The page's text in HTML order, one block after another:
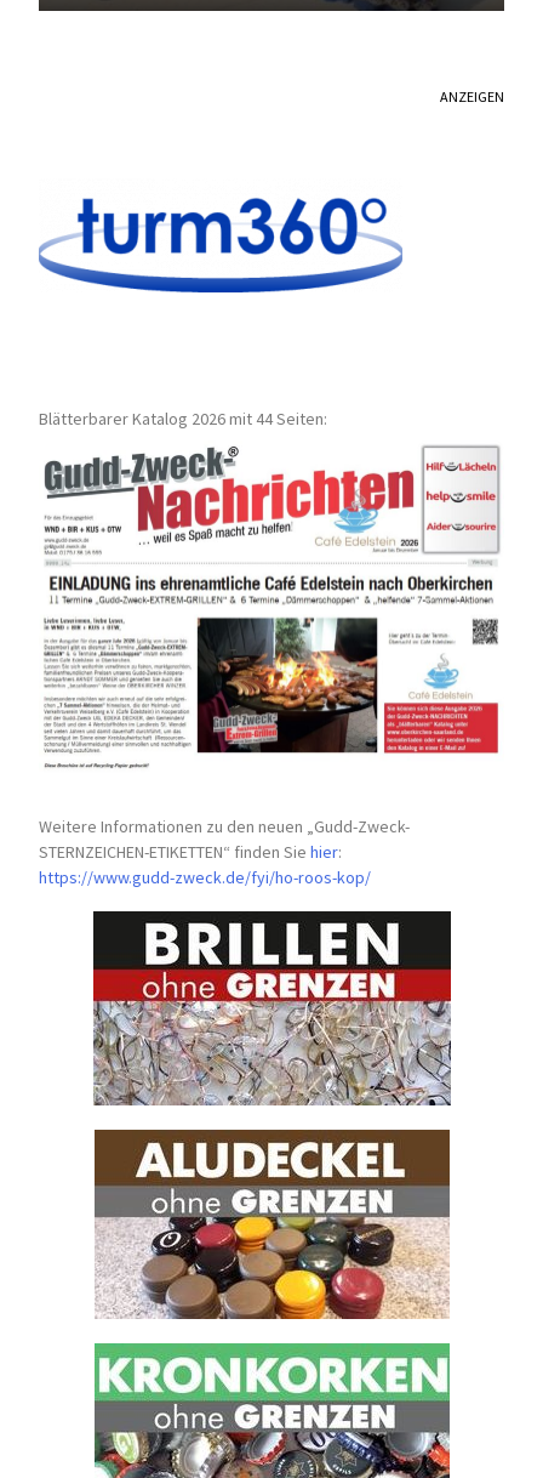
ANZEIGEN
Blätterbarer Katalog 2026 mit 44 Seiten:
Weitere Informationen zu den neuen „Gudd-Zweck-
STERNZEICHEN-ETIKETTEN“ finden Siehier:
https://www.gudd-zweck.de/fyi/ho-roos-kop/